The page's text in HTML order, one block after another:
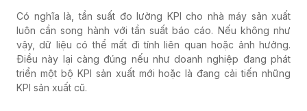
Có nghĩa là, tần suất đo lường KPI cho nhà máy sản xuất
luôn cần song hành với tần suất báo cáo. Nếu không như
vậy, dữ liệu có thể mất đi tính liên quan hoặc ảnh hưởng.
Điều này lại càng đúng nếu như doanh nghiệp đang phát
triển một bộ KPI sản xuất mới hoặc là đang cải tiến những
KPI sản xuất cũ.